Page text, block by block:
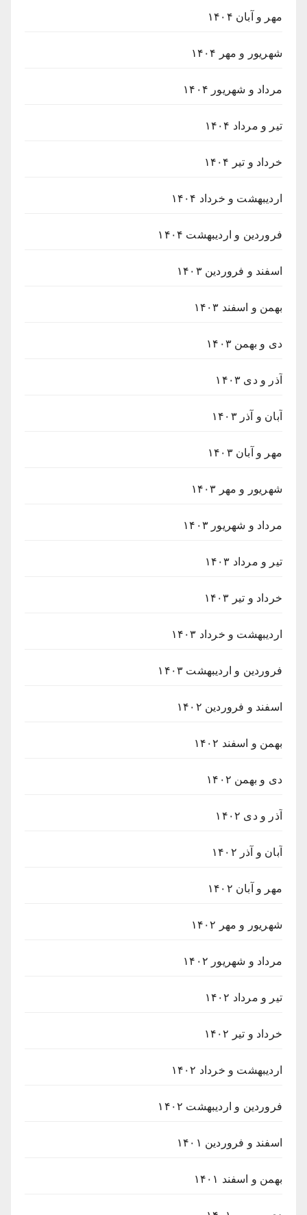
مهر و آبان ۱۴۰۴
شهریور و مهر ۱۴۰۴
مرداد و شهریور ۱۴۰۴
تیر و مرداد ۱۴۰۴
خرداد و تیر ۱۴۰۴
اردیبهشت و خرداد ۱۴۰۴
فروردین و اردیبهشت ۱۴۰۴
اسفند و فروردین ۱۴۰۳
بهمن و اسفند ۱۴۰۳
دی و بهمن ۱۴۰۳
آذر و دی ۱۴۰۳
آبان و آذر ۱۴۰۳
مهر و آبان ۱۴۰۳
شهریور و مهر ۱۴۰۳
مرداد و شهریور ۱۴۰۳
تیر و مرداد ۱۴۰۳
خرداد و تیر ۱۴۰۳
اردیبهشت و خرداد ۱۴۰۳
فروردین و اردیبهشت ۱۴۰۳
اسفند و فروردین ۱۴۰۲
بهمن و اسفند ۱۴۰۲
دی و بهمن ۱۴۰۲
آذر و دی ۱۴۰۲
آبان و آذر ۱۴۰۲
مهر و آبان ۱۴۰۲
شهریور و مهر ۱۴۰۲
مرداد و شهریور ۱۴۰۲
تیر و مرداد ۱۴۰۲
خرداد و تیر ۱۴۰۲
اردیبهشت و خرداد ۱۴۰۲
فروردین و اردیبهشت ۱۴۰۲
اسفند و فروردین ۱۴۰۱
بهمن و اسفند ۱۴۰۱